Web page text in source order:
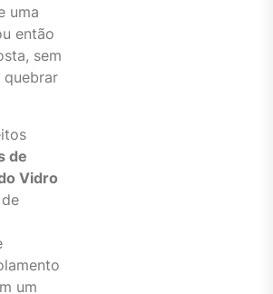
uma
então
sem
quebrar
de
Vidro
um